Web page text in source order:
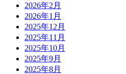
2026年2月
2026年1月
2025年12月
2025年11月
2025年10月
2025年9月
2025年8月